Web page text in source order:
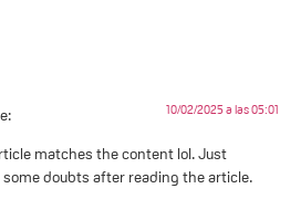
10/02/2025 a las 05:01
matches the content lol. Just
doubts after reading the article.